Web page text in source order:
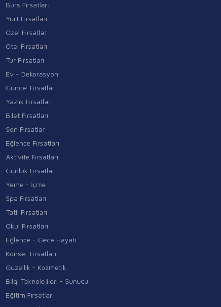
Burs Fırsatları
Yurt Fırsatları
Özel Fırsatlar
Otel Fırsatları
Tur Fırsatları
Ev - Dekorasyon
Güncel Fırsatlar
Yazlık Fırsatlar
Bilet Fırsatları
Son Fırsatlar
Eğlence Fırsatları
Aktivite Fırsatları
Günlük Fırsatlar
Yeme - İçme
Spa Fırsatları
Tatil Fırsatları
Okul Fırsatları
Eğlence - Gece Hayatı
Konser Fırsatları
Güzellik - Kozmetik
Bilgi Teknolojileri - Sunucu
Eğitim Fırsatları